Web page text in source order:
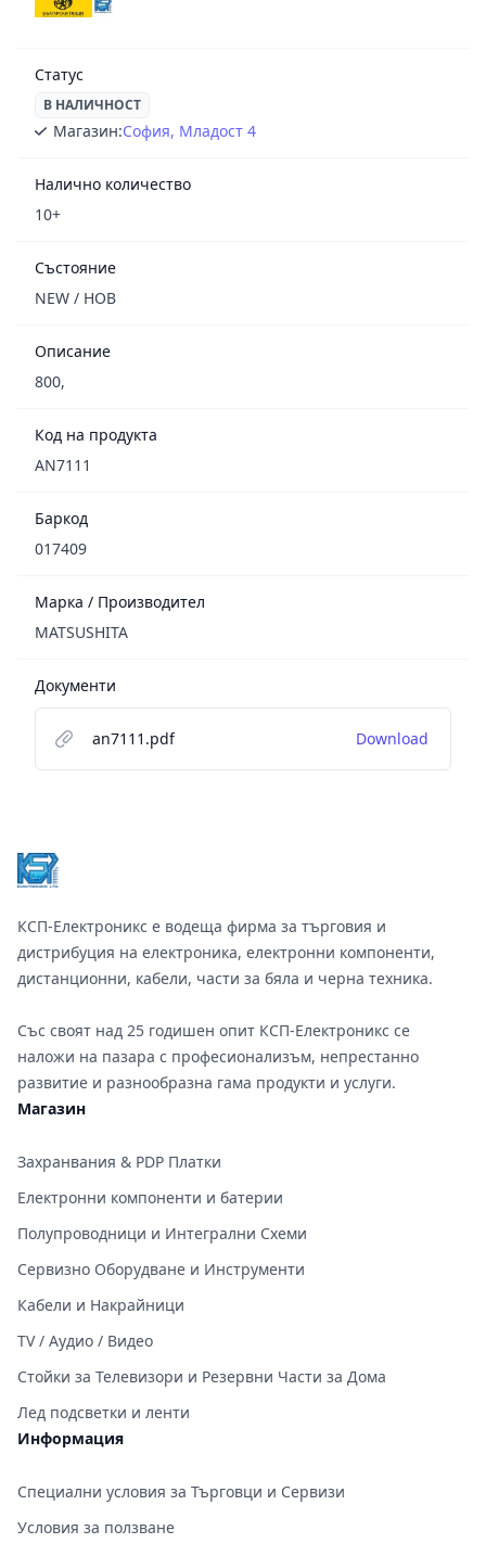
Статус
В НАЛИЧНОСТ
Магазин:София, Младост 4
Налично количество
10+
Състояние
NEW / НОВ
Описание
800,
Код на продукта
AN7111
Баркод
017409
Марка / Производител
MATSUSHITA
Документи
an7111.pdf Download
КСП-Електроникс е водеща фирма за търговия и
дистрибуция на електроника, електронни компоненти,
дистанционни, кабели, части за бяла и черна техника.
Със своят над 25 годишен опит КСП-Електроникс се
наложи на пазара с професионализъм, непрестанно
развитие и разнообразна гама продукти и услуги.
Магазин
Захранвания & PDP Платки
Електронни компоненти и батерии
Полупроводници и Интегрални Схеми
Сервизно Оборудване и Инструменти
Кабели и Накрайници
TV / Аудио / Видео
Стойки за Телевизори и Резервни Части за Дома
Лед подсветки и ленти
Информация
Специални условия за Търговци и Сервизи
Условия за ползване